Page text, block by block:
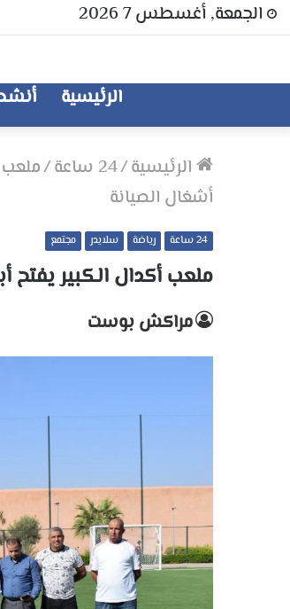
الجمعة, أغسطس 7 2026
الرئيسية
الرئيسية/24 ساعة /ملعب
أشغال الصيانة
24 ساعة رياضة سلايدر مجتمع
ملعب أكدال الكبير يفتح
مراكش بوست